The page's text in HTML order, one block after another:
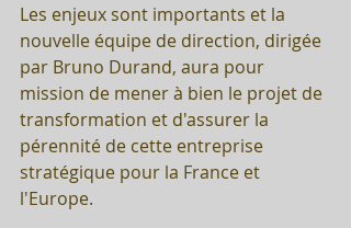
Les enjeux sont importants et la
nouvelle équipe de direction, dirigée
par Bruno Durand, aura pour
mission de mener à bien le projet de
transformation et d'assurer la
pérennité de cette entreprise
stratégique pour la France et
l'Europe.